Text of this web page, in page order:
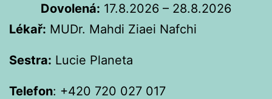
Dovolená: 17.8.2026 – 28.8.2026
Lékař: MUDr. Mahdi Ziaei Nafchi
Sestra: Lucie Planeta
Telefon: +420 720 027 017